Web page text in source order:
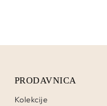
PRODAVNICA
Kolekcije